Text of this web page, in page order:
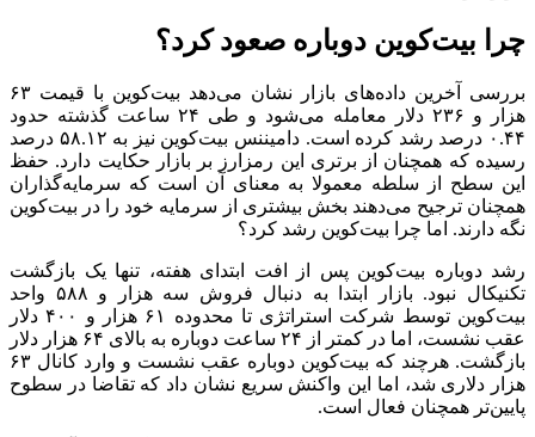
چرا بیت‌کوین دوباره صعود کرد؟
بررسی آخرین داده‌های بازار نشان می‌دهد بیت‌کوین با قیمت ۶۳
هزار و ۲۳۶ دلار معامله می‌شود و طی ۲۴ ساعت گذشته حدود
۰.۴۴ درصد رشد کرده است. دامیننس بیت‌کوین نیز به ۵۸.۱۲ درصد
رسیده که همچنان از برتری این رمزارز بر بازار حکایت دارد. حفظ
این سطح از سلطه معمولا به معنای آن است که سرمایه‌گذاران
همچنان ترجیح می‌دهند بخش بیشتری از سرمایه خود را در بیت‌کوین
نگه دارند. اما چرا بیت‌کوین رشد کرد؟
رشد دوباره بیت‌کوین پس از افت ابتدای هفته، تنها یک بازگشت
تکنیکال نبود. بازار ابتدا به دنبال فروش سه هزار و ۵۸۸ واحد
بیت‌کوین توسط شرکت استراتژی تا محدوده ۶۱ هزار و ۴۰۰ دلار
عقب نشست، اما در کمتر از ۲۴ ساعت دوباره به بالای ۶۴ هزار دلار
بازگشت. هرچند که بیت‌کوین دوباره عقب نشست و وارد کانال ۶۳
هزار دلاری شد، اما این واکنش سریع نشان داد که تقاضا در سطوح
پایین‌تر همچنان فعال است.